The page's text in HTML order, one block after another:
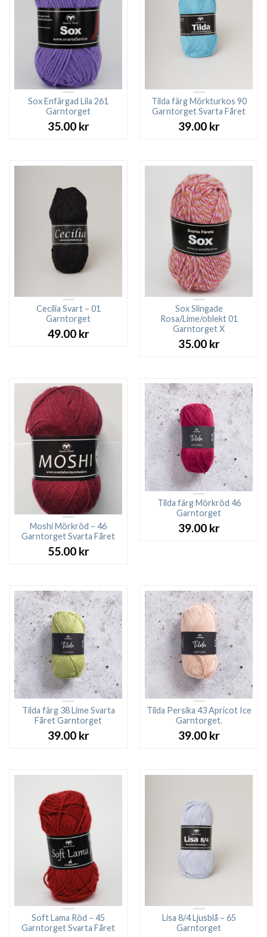
Sox Enfärgad Lila 261
Garntorget
35.00 kr
Tilda färg Mörkturkos 90
Garntorget Svarta Fåret
39.00 kr
Cecilia Svart – 01
Garntorget
49.00 kr
Sox Slingade
Rosa/Lime/oblekt 01
Garntorget X
35.00 kr
Moshi Mörkröd – 46
Garntorget Svarta Fåret
55.00 kr
Tilda färg Mörkröd 46
Garntorget
39.00 kr
Tilda färg 38 Lime Svarta
Fåret Garntorget
39.00 kr
Tilda Persika 43 Apricot Ice
Garntorget.
39.00 kr
Soft Lama Röd – 45
Garntorget Svarta Fåret
Lisa 8/4 Ljusblå – 65
Garntorget